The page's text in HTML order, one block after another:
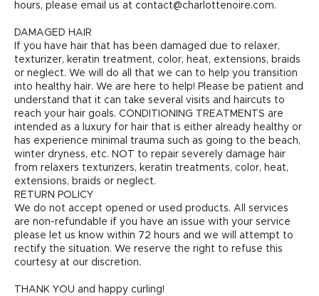
hours, please email us at contact@charlottenoire.com.
DAMAGED HAIR
If you have hair that has been damaged due to relaxer,
texturizer, keratin treatment, color, heat, extensions, braids
or neglect. We will do all that we can to help you transition
into healthy hair. We are here to help! Please be patient and
understand that it can take several visits and haircuts to
reach your hair goals. CONDITIONING TREATMENTS are
intended as a luxury for hair that is either already healthy or
has experience minimal trauma such as going to the beach,
winter dryness, etc. NOT to repair severely damage hair
from relaxers texturizers, keratin treatments, color, heat,
extensions, braids or neglect.
RETURN POLICY
We do not accept opened or used products. All services
are non-refundable if you have an issue with your service
please let us know within 72 hours and we will attempt to
rectify the situation. We reserve the right to refuse this
courtesy at our discretion.
THANK YOU and happy curling!